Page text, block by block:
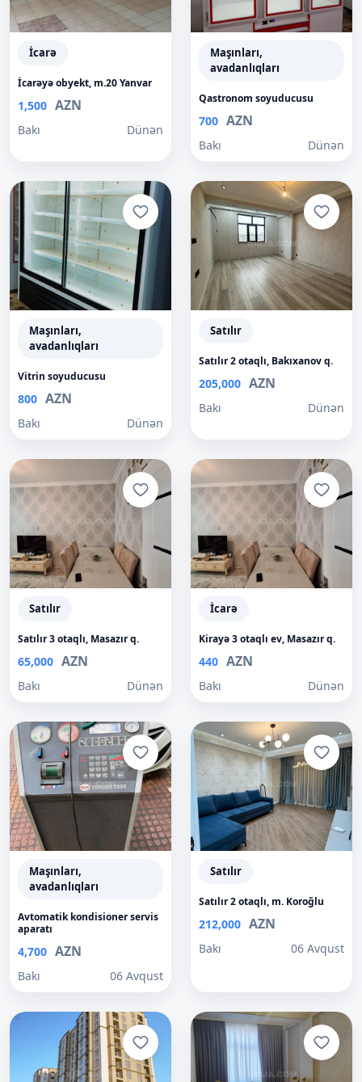
İcarə
İcarəyə obyekt, m.20 Yanvar
1,500 AZN
Bakı Dünən
Maşınları,
avadanlıqları
Qastronom soyuducusu
700 AZN
Bakı Dünən
Maşınları,
avadanlıqları
Vitrin soyuducusu
800 AZN
Bakı Dünən
Satılır
Satılır 2 otaqlı, Bakıxanov q.
205,000 AZN
Bakı Dünən
Satılır
Satılır 3 otaqlı, Masazır q.
65,000 AZN
Bakı Dünən
İcarə
Kirayə 3 otaqlı ev, Masazır q.
440 AZN
Bakı Dünən
Maşınları,
avadanlıqları
Avtomatik kondisioner servis
aparatı
4,700 AZN
Bakı 06 Avqust
Satılır
Satılır 2 otaqlı, m. Koroğlu
212,000 AZN
Bakı 06 Avqust